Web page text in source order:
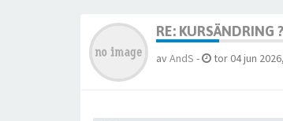
RE: KURSÄNDRING ?
avAndS - tor 04 jun